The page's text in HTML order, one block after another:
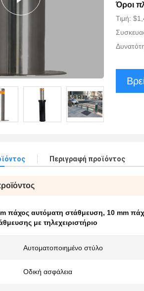
Όροι
Τιμή:
Περιγραφή προϊόντος
πάχος αυτόματη στάθμευση, 10 mm
με τηλεχειριστήριο
Αυτοματοποιημένο στύλο
Οδική ασφάλεια